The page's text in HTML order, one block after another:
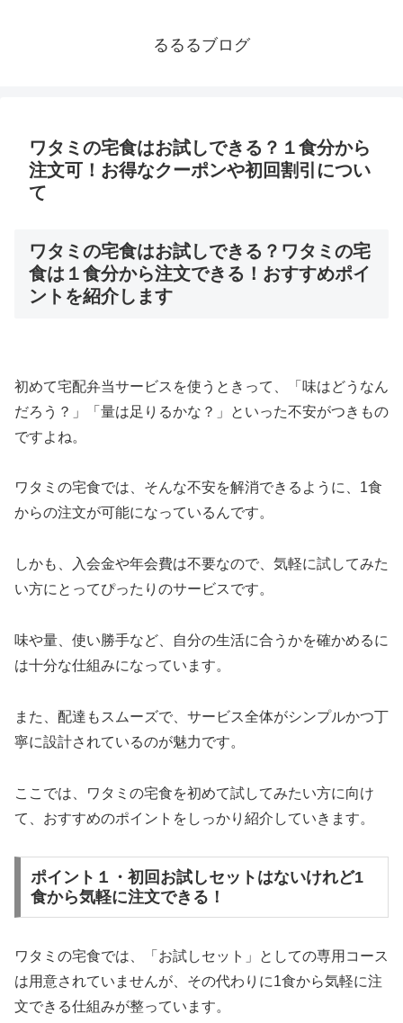
るるるブログ
ワタミの宅食はお試しできる？１食分から
注文可！お得なクーポンや初回割引につい
て
ワタミの宅食はお試しできる？ワタミの宅
食は１食分から注文できる！おすすめポイ
ントを紹介します
初めて宅配弁当サービスを使うときって、「味はどうなん
だろう？」「量は足りるかな？」といった不安がつきもの
ですよね。
ワタミの宅食では、そんな不安を解消できるように、1食
からの注文が可能になっているんです。
しかも、入会金や年会費は不要なので、気軽に試してみた
い方にとってぴったりのサービスです。
味や量、使い勝手など、自分の生活に合うかを確かめるに
は十分な仕組みになっています。
また、配達もスムーズで、サービス全体がシンプルかつ丁
寧に設計されているのが魅力です。
ここでは、ワタミの宅食を初めて試してみたい方に向け
て、おすすめのポイントをしっかり紹介していきます。
ポイント１・初回お試しセットはないけれど1
食から気軽に注文できる！
ワタミの宅食では、「お試しセット」としての専用コース
は用意されていませんが、その代わりに1食から気軽に注
文できる仕組みが整っています。